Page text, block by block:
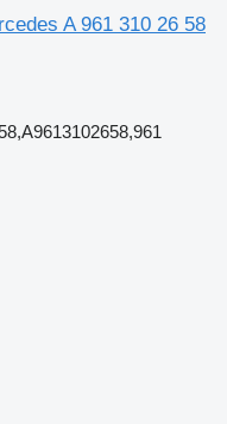
A 961 310 26 58